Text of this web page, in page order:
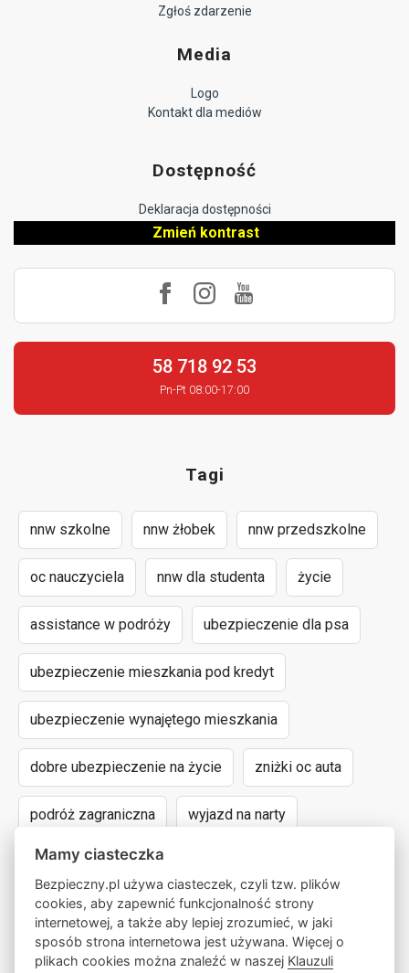
Zgłoś zdarzenie
Media
Logo
Kontakt dla mediów
Dostępność
Deklaracja dostępności
Zmień kontrast
58 718 92 53
Pn-Pt 08:00-17:00
Tagi
nnw szkolne nnw żłobek nnw przedszkolne
oc nauczyciela nnw dla studenta życie
assistance w podróży ubezpieczenie dla psa
ubezpieczenie mieszkania pod kredyt
ubezpieczenie wynajętego mieszkania
dobre ubezpieczenie na życie zniżki oc auta
podróż zagraniczna wyjazd na narty
assistance dla aut powyżej 15 lat
następstwa nieszczęśliwych wypadków
wyczynowe uprawianie sportów lokalny pośrednik
Mamy ciasteczka
Bezpieczny.pl używa ciasteczek, czyli tzw. plików
cookies, aby zapewnić funkcjonalność strony
internetowej, a także aby lepiej zrozumieć, w jaki
sposób strona internetowa jest używana. Więcej o
plikach cookies można znaleźć w naszej Klauzuli